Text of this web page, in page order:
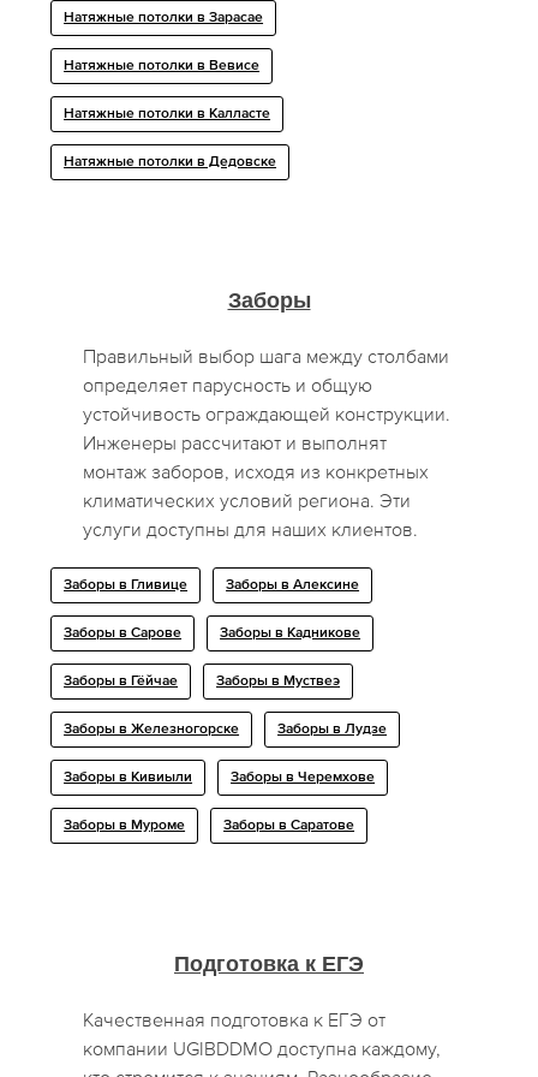
Натяжные потолки в Зарасае
Натяжные потолки в Вевисе
Натяжные потолки в Калласте
Натяжные потолки в Дедовске
Заборы
Правильный выбор шага между столбами
определяет парусность и общую
устойчивость ограждающей конструкции.
Инженеры рассчитают и выполнят
монтаж заборов, исходя из конкретных
климатических условий региона. Эти
услуги доступны для наших клиентов.
Заборы в Гливице Заборы в Алексине
Заборы в Сарове Заборы в Кадникове
Заборы в Гёйчае Заборы в Муствеэ
Заборы в Железногорске Заборы в Лудзе
Заборы в Кивиыли Заборы в Черемхове
Заборы в Муроме Заборы в Саратове
Подготовка к ЕГЭ
Качественная подготовка к ЕГЭ от
компании UGIBDDMO доступна каждому,